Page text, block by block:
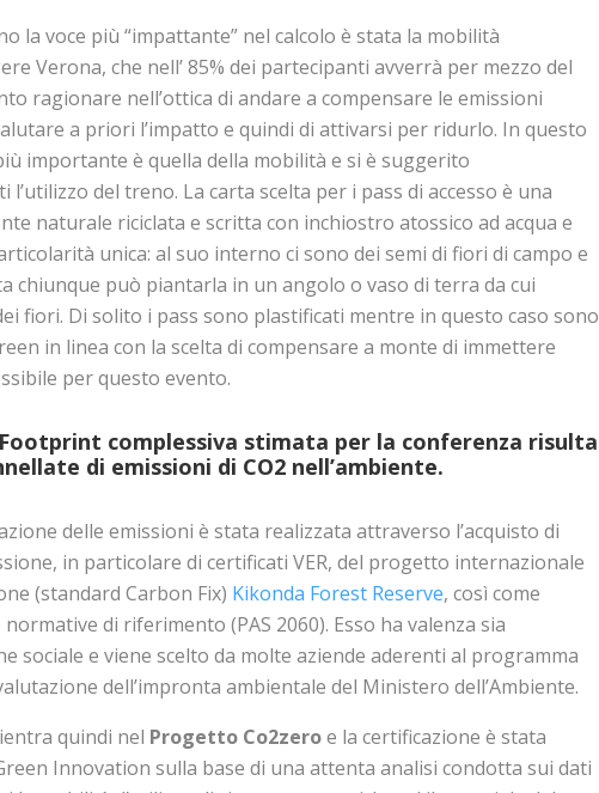
la voce più “impattante” nel calcolo è stata la mobilità
Verona, che nell’ 85% dei partecipanti avverrà per mezzo del
ragionare nell’ottica di andare a compensare le emissioni
a priori l’impatto e quindi di attivarsi per ridurlo. In questo
importante è quella della mobilità e si è suggerito
l’utilizzo del treno. La carta scelta per i pass di accesso è una
naturale riciclata e scritta con inchiostro atossico ad acqua e
unica: al suo interno ci sono dei semi di fiori di campo e
chiunque può piantarla in un angolo o vaso di terra da cui
fiori. Di solito i pass sono plastificati mentre in questo caso sono
in linea con la scelta di compensare a monte di immettere
per questo evento.
complessiva stimata per la conferenza risulta
di emissioni di CO2 nell’ambiente.
delle emissioni è stata realizzata attraverso l’acquisto di
in particolare di certificati VER, del progetto internazionale
(standard Carbon Fix) Kikonda Forest Reserve, così come
di riferimento (PAS 2060). Esso ha valenza sia
sociale e viene scelto da molte aziende aderenti al programma
dell’impronta ambientale del Ministero dell’Ambiente.
quindi nel Progetto Co2zeroe la certificazione è stata
Innovation sulla base di una attenta analisi condotta sui dati